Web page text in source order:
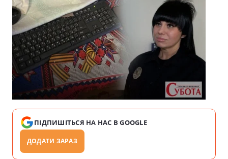
ПІДПИШІТЬСЯ НА НАС В GOOGLE
ДОДАТИ ЗАРАЗ